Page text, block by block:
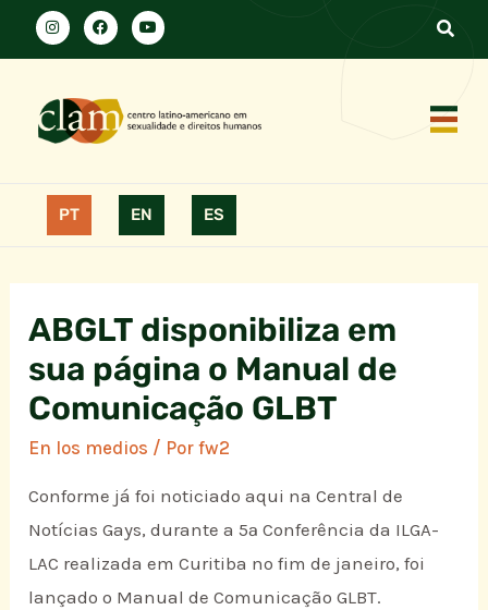
PT EN ES
ABGLT disponibiliza em
sua página o Manual de
Comunicação GLBT
En los medios / Porfw2
Conforme já foi noticiado aqui na Central de
Notícias Gays, durante a 5ª Conferência da ILGA-
LAC realizada em Curitiba no fim de janeiro, foi
lançado o Manual de Comunicação GLBT.